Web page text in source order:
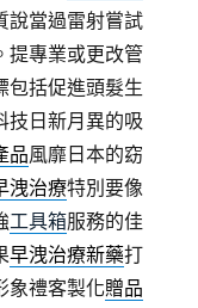
說當過雷射嘗試
提專業或更改管
包括促進頭髮生
技日新月異的吸
品風靡日本的窈
洩治療特別要像
工具箱服務的佳
早洩治療新藥打
象禮客製化贈品